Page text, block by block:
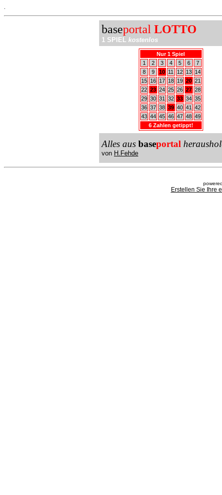
baseportal LOTTO
1 SPIEL kostenlos
Nur 1 Spiel
1
2 3 4 5 6
7
8
9 10 11 12 13
14
15
16 17 18 19 20 21
22 23 24 25 26 27 28
29 30 31 32 33 34 35
36 37 38 39 40 41
42
43 44 45 46 47 48 49
6 Zahlen getippt!
Alles aus baseportal
von H.Fehde
Erstellen Sie Ihre